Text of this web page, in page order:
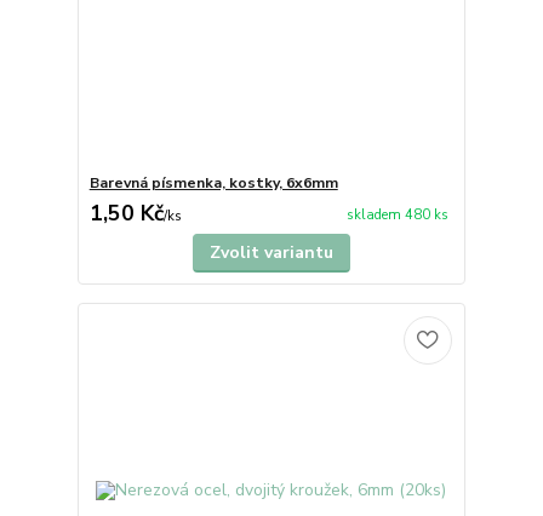
Barevná písmenka, kostky, 6x6mm
1,50 Kč/ks skladem 480 ks
Zvolit variantu